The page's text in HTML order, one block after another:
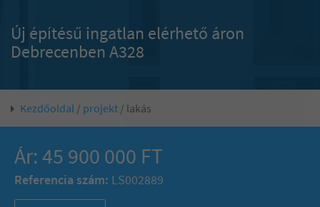
Új építésű ingatlan elérhető áron
Debrecenben A328
Kezdőoldal / projekt / lakás
Ár: 45 900 000 FT
Referencia szám: LS002889